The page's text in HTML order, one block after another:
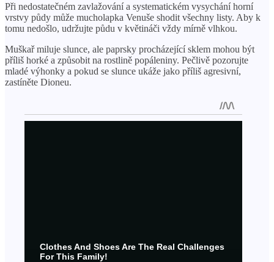
Při nedostatečném zavlažování a systematickém vysychání horní
vrstvy půdy může mucholapka Venuše shodit všechny listy. Aby k
tomu nedošlo, udržujte půdu v ​​květináči vždy mírně vlhkou.
Muškař miluje slunce, ale paprsky procházející sklem mohou být
příliš horké a způsobit na rostlině popáleniny. Pečlivě pozorujte
mladé výhonky a pokud se slunce ukáže jako příliš agresivní,
zastíněte Dioneu.